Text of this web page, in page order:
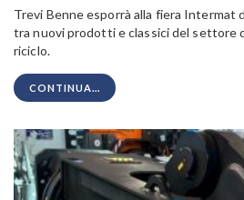
Trevi Benne esporrà alla fiera Intermat
tra nuovi prodotti e classici del settore
riciclo.
CONTINUA...